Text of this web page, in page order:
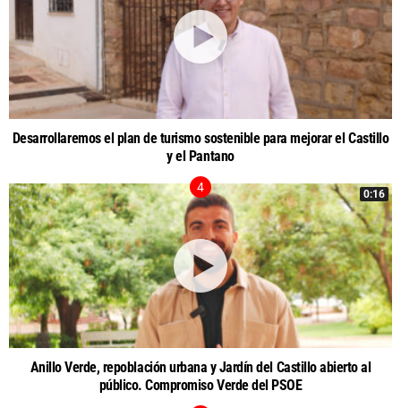
Desarrollaremos el plan de turismo sostenible para mejorar el Castillo
y el Pantano
0:16
Anillo Verde, repoblación urbana y Jardín del Castillo abierto al
público. Compromiso Verde del PSOE